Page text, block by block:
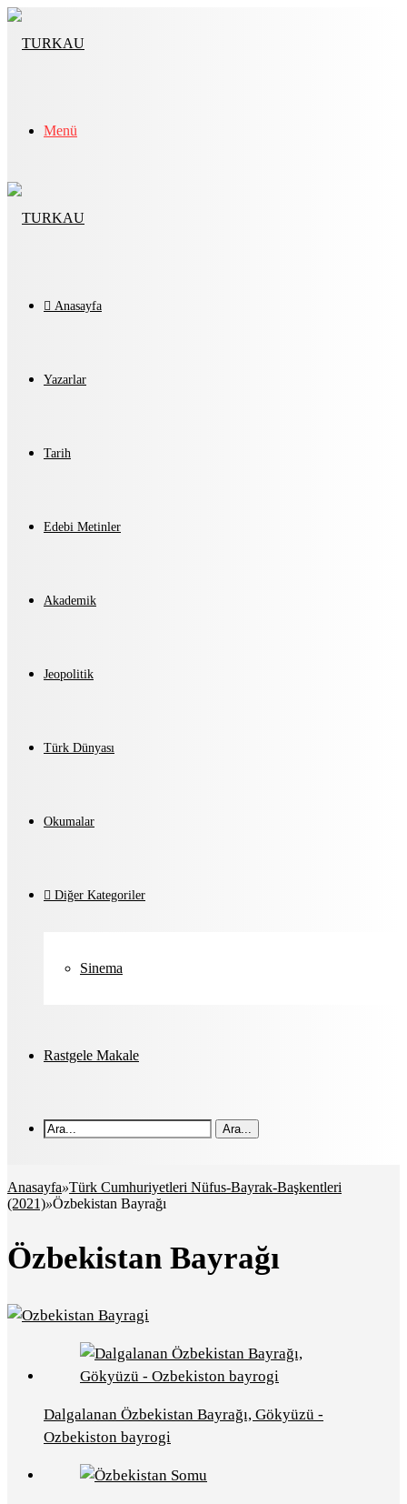
Menü
Anasayfa
Yazarlar
Tarih
Edebi Metinler
Akademik
Jeopolitik
Türk Dünyası
Okumalar
Diğer Kategoriler
Sinema
Rastgele Makale
Ara...
Anasayfa»Türk Cumhuriyetleri Nüfus-Bayrak-Başkentleri
(2021)»Özbekistan Bayrağı
Özbekistan Bayrağı
Dalgalanan Özbekistan Bayrağı, Gökyüzü -
Ozbekiston bayrogi